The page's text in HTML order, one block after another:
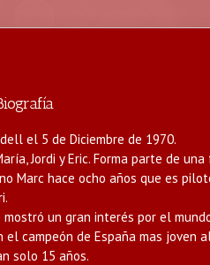
el 5 de Diciembre de 1970.
Jordi y Eric. Forma parte de
Marc hace ocho años que es
mostró un gran interés por el
el campeón de España mas
solo 15 años.